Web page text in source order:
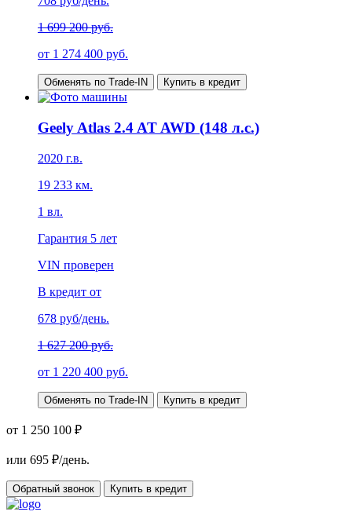
1 699 200 руб.
от 1 274 400 руб.
Обменять по Trade-IN Купить в кредит
Geely Atlas 2.4 AT AWD (148 л.с.)
2020 г.в.
19 233 км.
1 вл.
Гарантия 5 лет
VIN проверен
В кредит от
678 руб/день.
1 627 200 руб.
от 1 220 400 руб.
Обменять по Trade-IN Купить в кредит
от 1 250 100 ₽
или 695 ₽/день.
Обратный звонок Купить в кредит